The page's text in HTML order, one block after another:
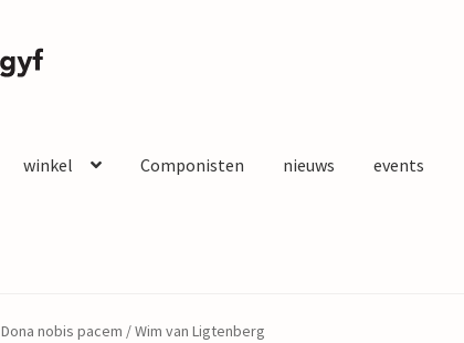
winkel Componisten nieuws events
Dona nobis pacem / Wim van Ligtenberg